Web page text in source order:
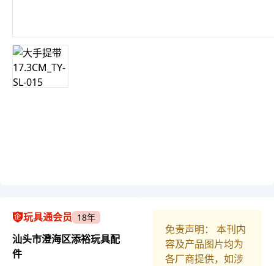
玩具通会员 18年
汕头市澄海区添裕玩具配
件
免责声明： 本刊内
容及产品图片均为
各厂商提供，如涉